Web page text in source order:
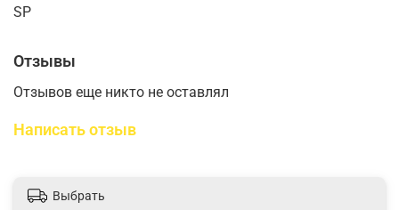
SP
Отзывы
Отзывов еще никто не оставлял
Написать отзыв
Выбрать